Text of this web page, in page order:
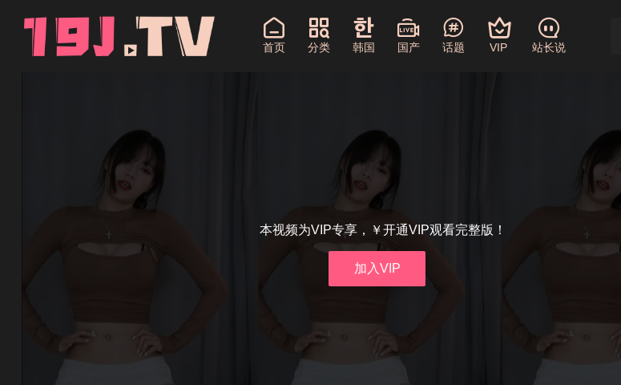
首页 分类 韩国 国产 话题 VIP 站长说
本视频为VIP专享，￥开通VIP观看完整版！
加入VIP